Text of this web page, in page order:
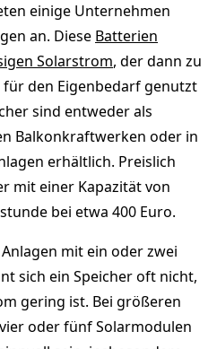
einige Unternehmen
an. Diese Batterien
Solarstrom, der dann zu
den Eigenbedarf genutzt
sind entweder als
Balkonkraftwerken oder in
erhältlich. Preislich
mit einer Kapazität von
bei etwa 400 Euro.
mit ein oder zwei
sich ein Speicher oft nicht,
gering ist. Bei größeren
oder fünf Solarmodulen